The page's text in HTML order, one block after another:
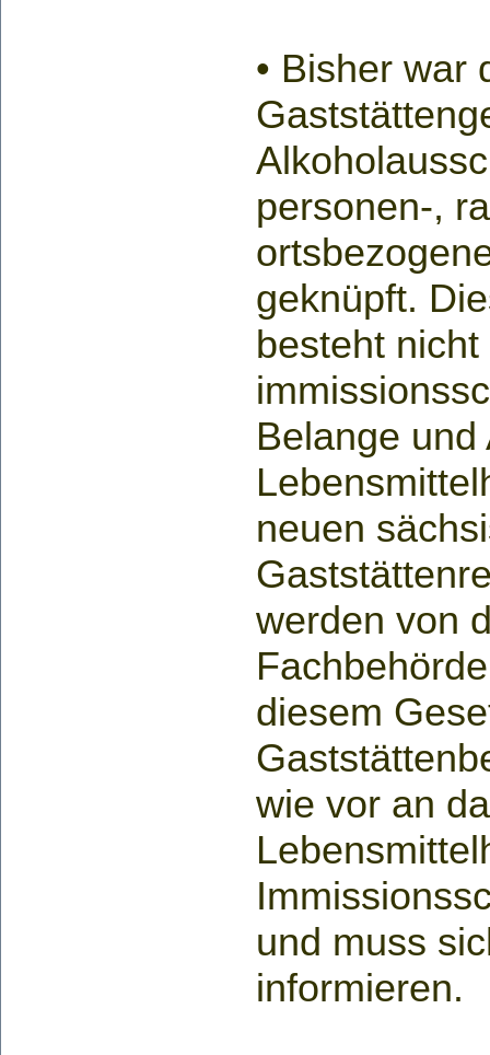
• Bisher war
personen-,
geknüpft.
besteht
Belange
neuen
werden von
diesem
wie vor an
und muss
informieren.